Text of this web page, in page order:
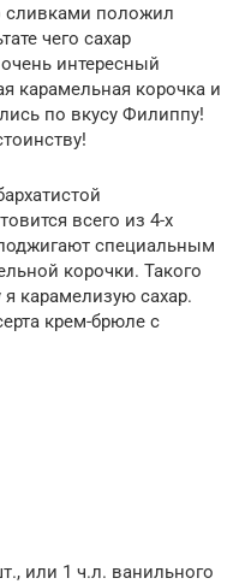
сливками положил
чего сахар
интересный
карамельная корочка и
по вкусу Филиппу!
всего из 4-х
специальным
корочки. Такого
я карамелизую cахар.
крем-брюле с
или 1 ч.л. ванильного